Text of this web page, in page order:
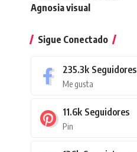
Agnosia visual
Sigue Conectado
235.3k Seguidores
Me gusta
11.6k Seguidores
Pin